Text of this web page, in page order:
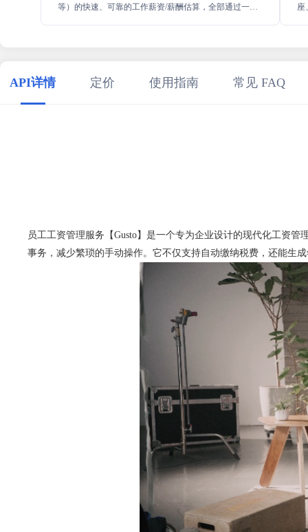
等）的快速、可靠的工作薪资/薪酬估算，全部通过一个
座
API详情 定价 使用指南 常见 FAQ
员工工资管理服务【Gusto】是一个专为企业设计的现代化工资
事务，减少繁琐的手动操作。它不仅支持自动缴纳税费，还能生